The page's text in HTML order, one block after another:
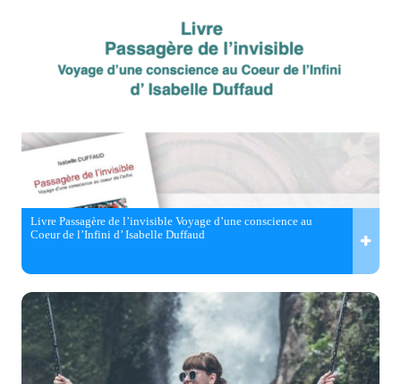
Livre Passagère de l’invisible Voyage d’une conscience au
Coeur de l’Infini d’ Isabelle Duffaud